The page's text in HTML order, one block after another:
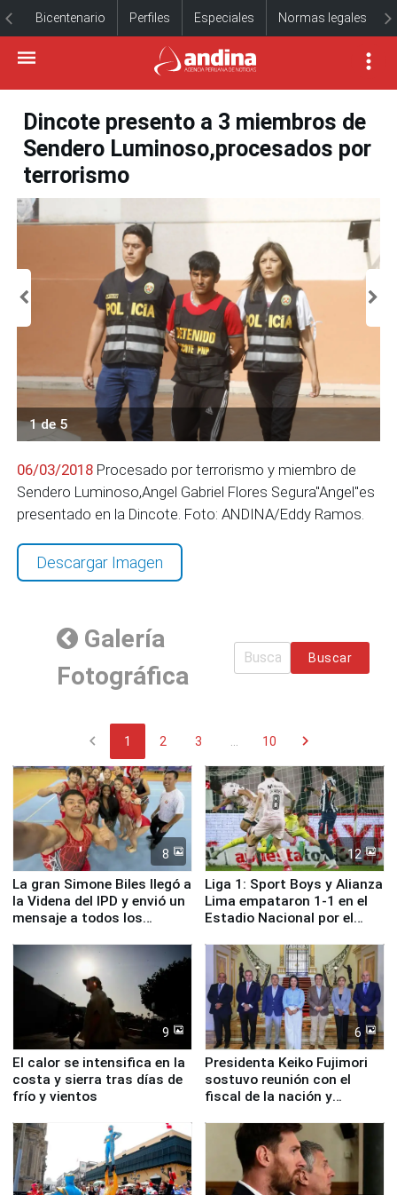
Bicentenario Perfiles Especiales Normas legales
Dincote presento a 3 miembros de
Sendero Luminoso,procesados por
terrorismo
1 de 5
06/03/2018 Procesado por terrorismo y miembro de
Sendero Luminoso,Angel Gabriel Flores Segura"Angel"es
presentado en la Dincote. Foto: ANDINA/Eddy Ramos.
Descargar Imagen
Galería
Fotográfica
Buscar
chevron_left 1 2 3 10 chevron_right
8
La gran Simone Biles llegó a
la Videna del IPD y envió un
mensaje a todos los
12
Liga 1: Sport Boys y Alianza
Lima empataron 1-1 en el
Estadio Nacional por el
9
El calor se intensifica en la
costa y sierra tras días de
frío y vientos
6
Presidenta Keiko Fujimori
sostuvo reunión con el
fiscal de la nación y